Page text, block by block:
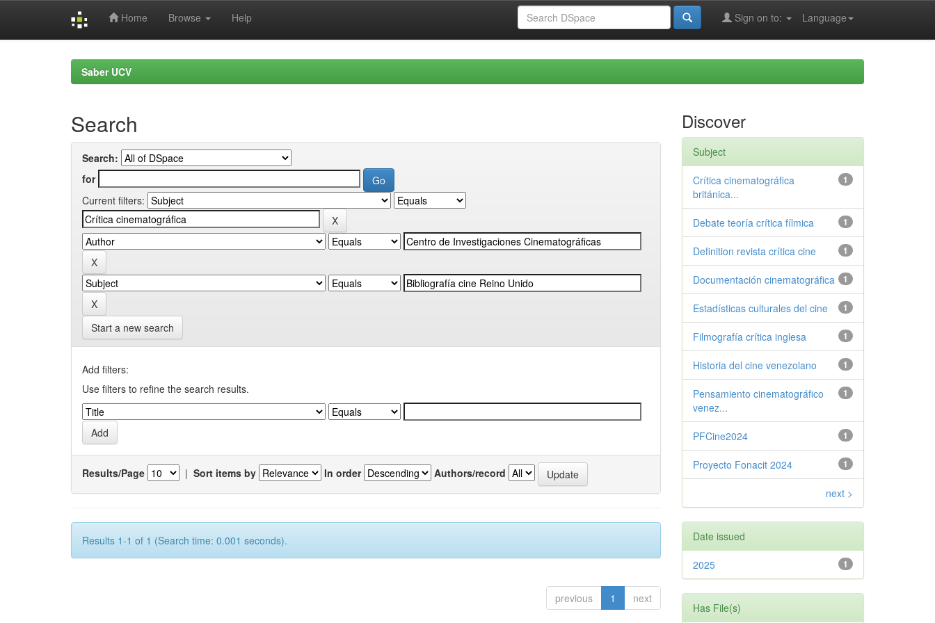
Home Browse Help Language
Sign on to:
Saber UCV
Search
Search:
for
Current filters:
Start a new search
Add filters:
Use filters to refine the search results.
Results/Page | Sort items by In order Authors/record
Results 1-1 of 1 (Search time: 0.001 seconds).
previous 1 next
Discover
Subject
1
Crítica cinematográfica
británica...
1
Debate teoría crítica fílmica
1
Definition revista crítica cine
1
Documentación cinematográfica
1
Estadísticas culturales del cine
1
Filmografía crítica inglesa
1
Historia del cine venezolano
1
Pensamiento cinematográfico
venez...
1
PFCine2024
1
Proyecto Fonacit 2024
next >
Date issued
1
2025
Has File(s)